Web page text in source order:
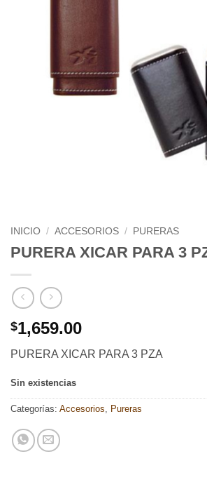
INICIO / ACCESORIOS / PURERAS
PURERA XICAR PARA 3
$1,659.00
PURERA XICAR PARA 3 PZA
Sin existencias
Categorías: Accesorios, Pureras